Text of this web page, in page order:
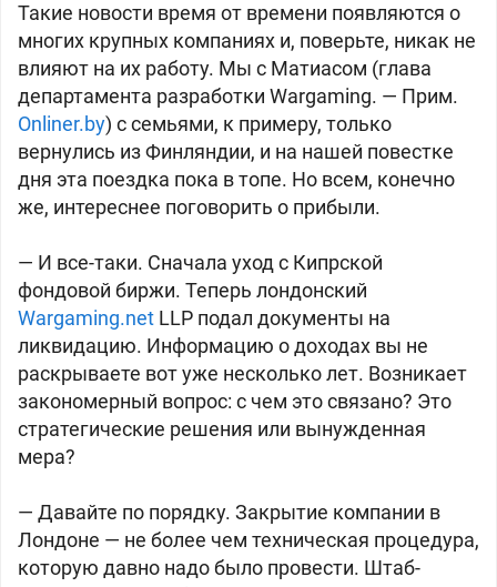
Такие новости время от времени появляются о
многих крупных компаниях и, поверьте, никак не
влияют на их работу. Мы с Матиасом (глава
департамента разработки Wargaming. — Прим.
Onliner.by) с семьями, к примеру, только
вернулись из Финляндии, и на нашей повестке
дня эта поездка пока в топе. Но всем, конечно
же, интереснее поговорить о прибыли.
— И все-таки. Сначала уход с Кипрской
фондовой биржи. Теперь лондонский
Wargaming.net LLP подал документы на
ликвидацию. Информацию о доходах вы не
раскрываете вот уже несколько лет. Возникает
закономерный вопрос: с чем это связано? Это
стратегические решения или вынужденная
мера?
— Давайте по порядку. Закрытие компании в
Лондоне — не более чем техническая процедура,
которую давно надо было провести. Штаб-